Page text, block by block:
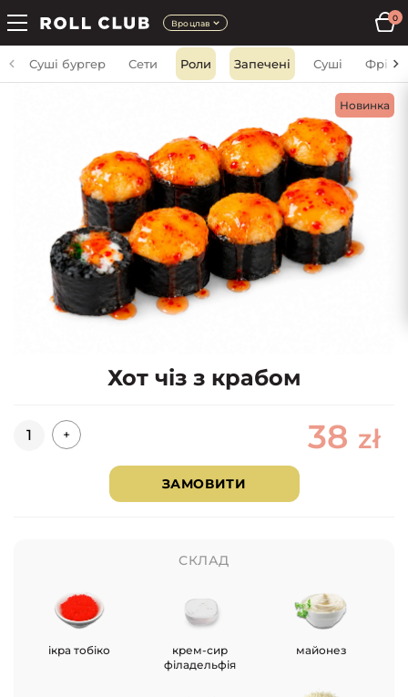
Вроцлав
0
Суші бургер Сети Роли Запечені Суші Фрі
Новинка
Хот чіз з крабом
Кількість
+ 38 zł
ЗАМОВИТИ
СКЛАД
ікра тобіко
крем-сир
філадельфія
майонез